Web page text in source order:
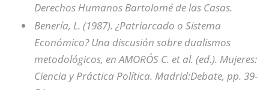
Derechos Humanos Bartolomé de las Casas.
Benería, L. (1987). ¿Patriarcado o Sistema
Económico? Una discusión sobre dualismos
metodológicos, en AMORÓS C. et al. (ed.). Mujeres:
Ciencia y Práctica Política. Madrid:Debate, pp. 39-